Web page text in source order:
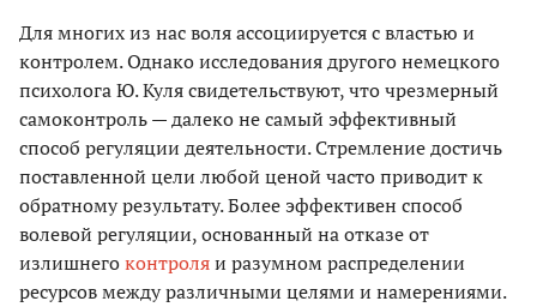
Для многих из нас воля ассоциируется с властью и
контролем. Однако исследования другого немецкого
психолога Ю. Куля свидетельствуют, что чрезмерный
самоконтроль — далеко не самый эффективный
способ регуляции деятельности. Стремление достичь
поставленной цели любой ценой часто приводит к
обратному результату. Более эффективен способ
волевой регуляции, основанный на отказе от
излишнегоконтроляи разумном распределении
ресурсов между различными целями и намерениями.